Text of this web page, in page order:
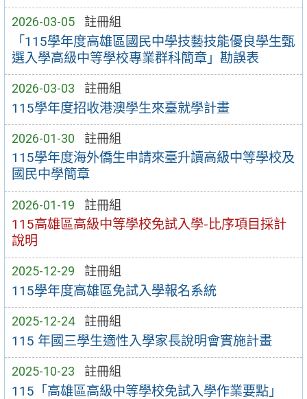
2026-03-05 註冊組
「115學年度高雄區國民中學技藝技能優良學生甄
選入學高級中等學校專業群科簡章」勘誤表
2026-03-03 註冊組
115學年度招收港澳學生來臺就學計畫
2026-01-30 註冊組
115學年度海外僑生申請來臺升讀高級中等學校及
國民中學簡章
2026-01-19 註冊組
115高雄區高級中等學校免試入學-比序項目採計
說明
2025-12-29 註冊組
115學年度高雄區免試入學報名系統
2025-12-24 註冊組
115 年國三學生適性入學家長說明會實施計畫
2025-10-23 註冊組
115「高雄區高級中等學校免試入學作業要點」